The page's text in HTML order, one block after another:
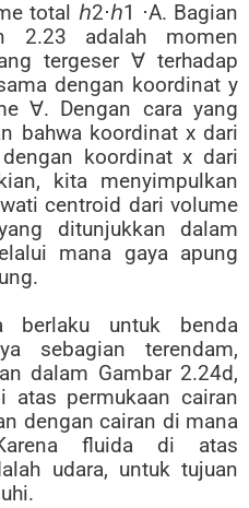
total ℎ2⋅ℎ1 ⋅A. Bagian
2.23 adalah momen
tergeser ∀ terhadap
dengan koordinat y
∀. Dengan cara yang
bahwa koordinat x dari
koordinat x dari
kita menyimpulkan
centroid dari volume
ditunjukkan dalam
mana gaya apung
berlaku untuk benda
sebagian terendam,
dalam Gambar 2.24d,
permukaan cairan
dengan cairan di mana
fluida di atas
udara, untuk tujuan